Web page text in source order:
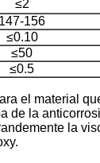
≤2
147-156
≤0.10
≤50
≤0.5
el material
de la
la